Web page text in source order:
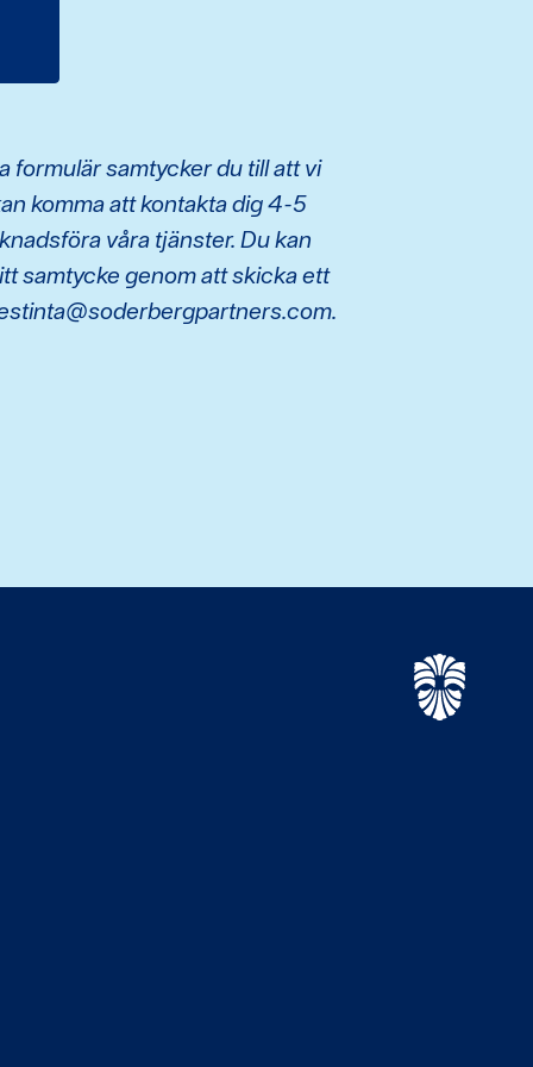
formulär samtycker du till att vi
komma att kontakta dig 4-5
våra tjänster. Du kan
samtycke genom att skicka ett